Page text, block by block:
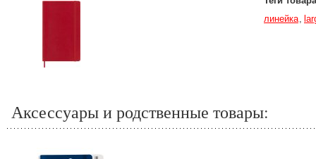
линейка
Аксессуары и родственные товары: